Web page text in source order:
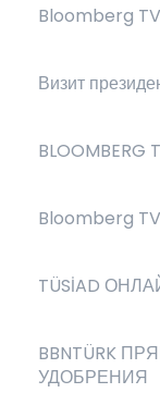
Bloomberg
Визит
BLOOMBERG
Bloomberg
TÜSİAD
BBNTÜRK
УДОБРЕНИЯ